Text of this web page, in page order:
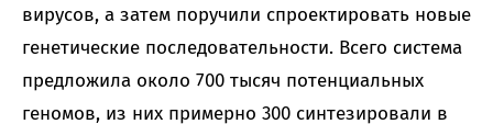
вирусов, а затем поручили спроектировать новые
генетические последовательности. Всего система
предложила около 700 тысяч потенциальных
геномов, из них примерно 300 синтезировали в